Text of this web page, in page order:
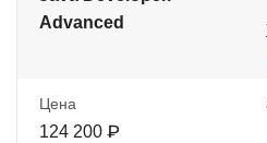
Advanced
Цена
124 200 ₽